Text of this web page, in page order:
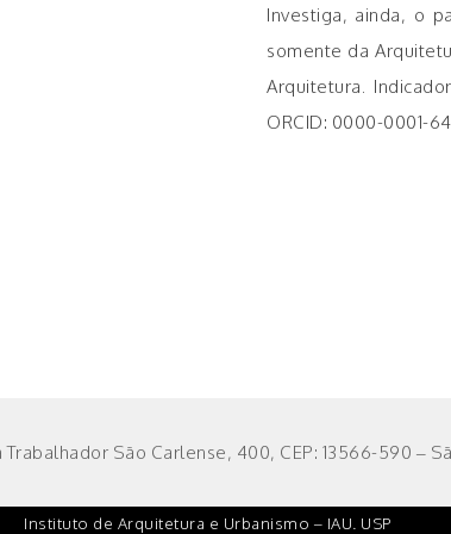
Investiga, ainda, o
somente da
Arquitetura.
ORCID: 0000-0001-
Trabalhador São Carlense, 400, CEP: 13566-590 –
Instituto de Arquitetura e Urbanismo – IAU. USP